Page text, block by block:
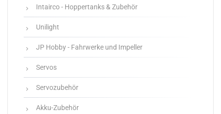
Intairco - Hoppertanks & Zubehör
Unilight
JP Hobby - Fahrwerke und Impeller
Servos
Servozubehör
Akku-Zubehör